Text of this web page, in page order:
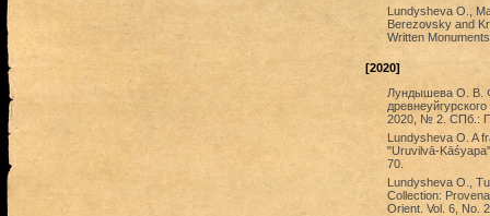
Lundysheva O.,
Berezovsky and
Written
[2020]
Лундышева О. В.
2020, № 2. СПб.:
Lundysheva O. A
"Uruvilvā-
70.
Lundysheva O.,
Collection:
Orient. Vol. 6, No.